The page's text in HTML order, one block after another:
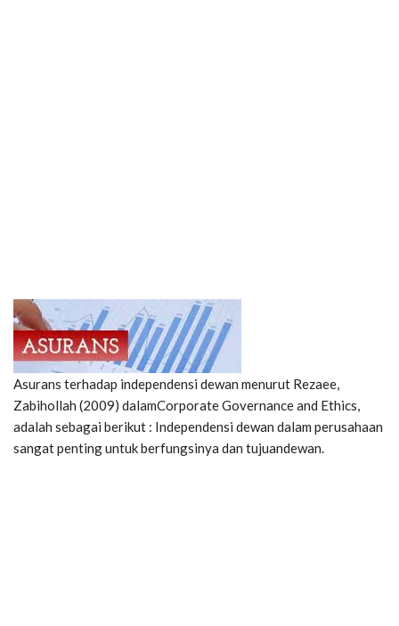
Asurans terhadap independensi dewan menurut Rezaee,
Zabihollah (2009) dalamCorporate Governance and Ethics,
adalah sebagai berikut : Independensi dewan dalam perusahaan
sangat penting untuk berfungsinya dan tujuandewan.